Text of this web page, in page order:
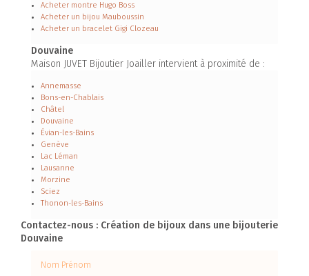
Acheter montre Hugo Boss
Acheter un bijou Mauboussin
Acheter un bracelet Gigi Clozeau
Douvaine
Maison JUVET Bijoutier Joailler intervient à proximité de :
Annemasse
Bons-en-Chablais
Châtel
Douvaine
Évian-les-Bains
Genève
Lac Léman
Lausanne
Morzine
Sciez
Thonon-les-Bains
Contactez-nous : Création de bijoux dans une bijouterie
Douvaine